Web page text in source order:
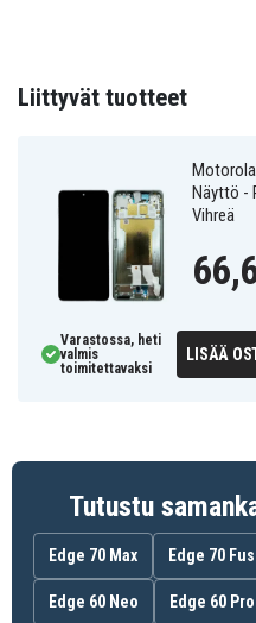
Liittyvät tuotteet
Motorola
Näyttö -
Vihreä
Varastossa, heti
valmis
toimitettavaksi
LISÄÄ
Tutustu
Edge 70 Max Edge 70
Edge 60 Neo Edge 60 Pro